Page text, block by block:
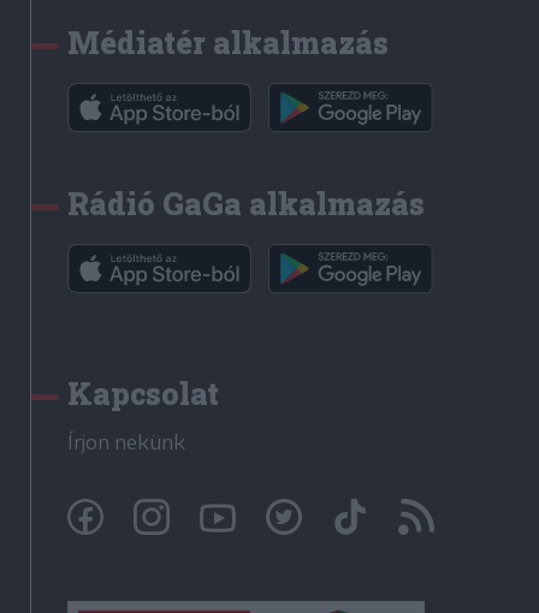
Médiatér alkalmazás
Rádió GaGa alkalmazás
Kapcsolat
Írjon nekünk